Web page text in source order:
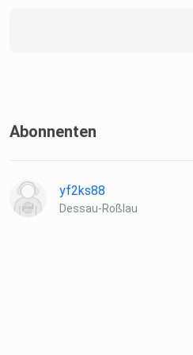
Abonnenten
yf2ks88
Dessau-Roßlau